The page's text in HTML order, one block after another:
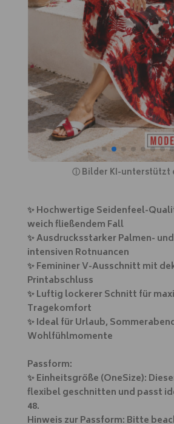
ⓘBilder KI-
✨ Hochwertige Seidenfeel-
weich fließendem Fall
✨ Ausdrucksstarker Palmen-
intensiven Rotnuancen
✨ Femininer V-Ausschnitt mit
Printabschluss
✨ Luftig lockerer Schnitt für
Tragekomfort
✨ Ideal für Urlaub,
Wohlfühlmomente
Passform:
✨ Einheitsgröße (OneSize):
flexibel geschnitten und passt
48.
Hinweis zur Passform: Bitte